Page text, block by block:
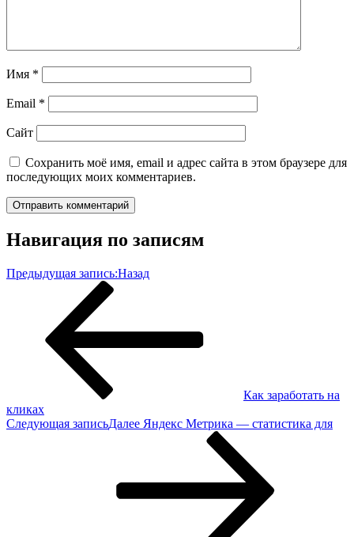
Имя *
Email *
Сайт
Сохранить моё имя, email и адрес сайта в этом браузере для
последующих моих комментариев.
Навигация по записям
Предыдущая запись:Назад
Как заработать на
кликах
Следующая записьДалее Яндекс Метрика — статистика для